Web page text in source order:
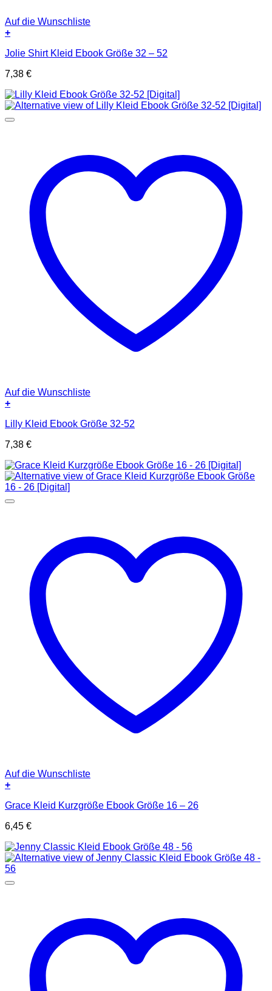
Auf die Wunschliste
+
Jolie Shirt Kleid Ebook Größe 32 – 52
7,38 €
Auf die Wunschliste
+
Lilly Kleid Ebook Größe 32-52
7,38 €
Auf die Wunschliste
+
Grace Kleid Kurzgröße Ebook Größe 16 – 26
6,45 €